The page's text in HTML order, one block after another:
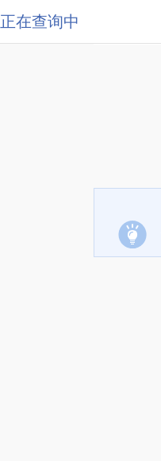
正在查询中